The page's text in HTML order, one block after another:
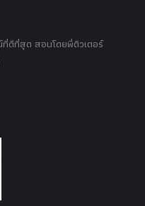
ที่ดีที่สุด สอนโดยพี่ติวเตอร์